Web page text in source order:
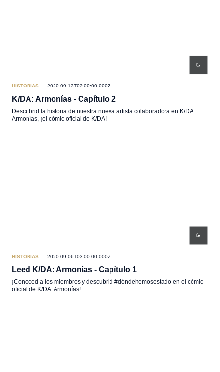
HISTORIAS 2020-09-13T03:00:00.000Z
K/DA: Armonías - Capítulo 2
Descubrid la historia de nuestra nueva artista colaboradora en K/DA:
Armonías, ¡el cómic oficial de K/DA!
HISTORIAS 2020-09-06T03:00:00.000Z
Leed K/DA: Armonías - Capítulo 1
¡Conoced a los miembros y descubrid #dóndehemosestado en el cómic
oficial de K/DA: Armonías!